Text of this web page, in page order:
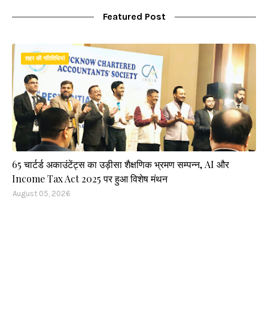
Featured Post
शहर की गतिविधियां
65 चार्टर्ड अकाउंटेंट्स का उड़ीसा शैक्षणिक भ्रमण सम्पन्न, AI और
Income Tax Act 2025 पर हुआ विशेष मंथन
August 05, 2026